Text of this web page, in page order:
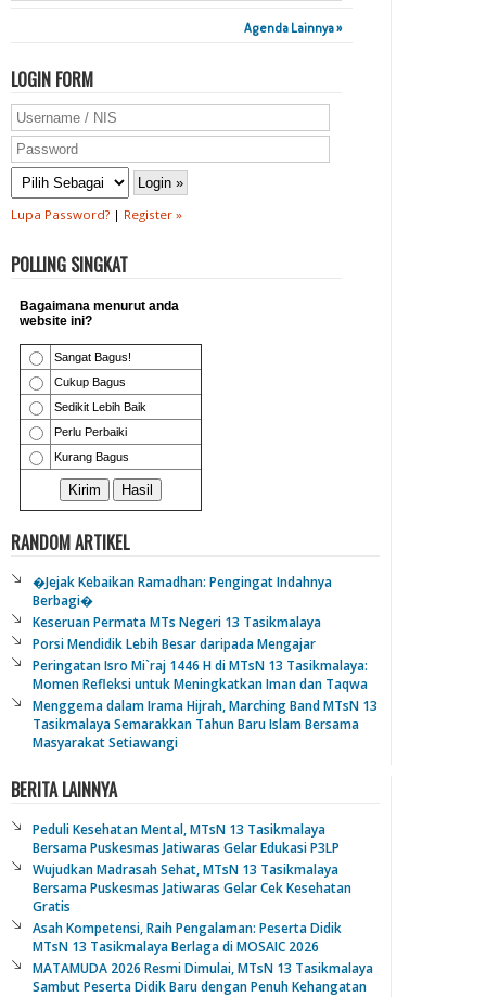
Agenda Lainnya »
LOGIN FORM
Lupa Password? | Register »
POLLING SINGKAT
RANDOM ARTIKEL
�Jejak Kebaikan Ramadhan: Pengingat Indahnya
Berbagi�
Keseruan Permata MTs Negeri 13 Tasikmalaya
Porsi Mendidik Lebih Besar daripada Mengajar
Peringatan Isro Mi`raj 1446 H di MTsN 13 Tasikmalaya:
Momen Refleksi untuk Meningkatkan Iman dan Taqwa
Menggema dalam Irama Hijrah, Marching Band MTsN 13
Tasikmalaya Semarakkan Tahun Baru Islam Bersama
Masyarakat Setiawangi
BERITA LAINNYA
Peduli Kesehatan Mental, MTsN 13 Tasikmalaya
Bersama Puskesmas Jatiwaras Gelar Edukasi P3LP
Wujudkan Madrasah Sehat, MTsN 13 Tasikmalaya
Bersama Puskesmas Jatiwaras Gelar Cek Kesehatan
Gratis
Asah Kompetensi, Raih Pengalaman: Peserta Didik
MTsN 13 Tasikmalaya Berlaga di MOSAIC 2026
MATAMUDA 2026 Resmi Dimulai, MTsN 13 Tasikmalaya
Sambut Peserta Didik Baru dengan Penuh Kehangatan